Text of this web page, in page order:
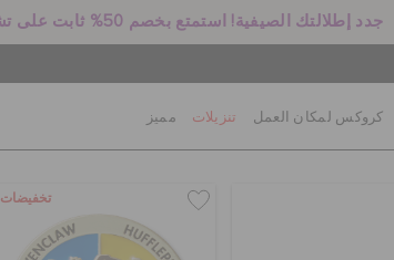
جدد إطلالتك الصيفية! استمتع بخصم 50% ثابت على تشكيلة مختارة
كروكس لمكان العمل تنزيلات مميز
تخفيضات